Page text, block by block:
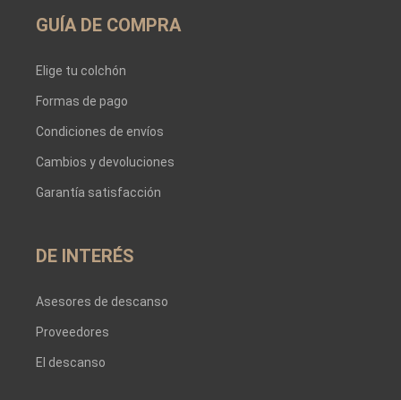
GUÍA DE COMPRA
Elige tu colchón
Formas de pago
Condiciones de envíos
Cambios y devoluciones
Garantía satisfacción
DE INTERÉS
Asesores de descanso
Proveedores
El descanso